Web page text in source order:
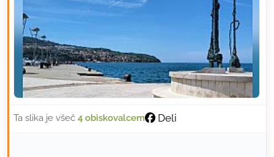
Ta slika je všeč 4 obiskovalcem Deli